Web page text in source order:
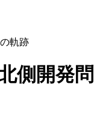
軌跡
側開発問